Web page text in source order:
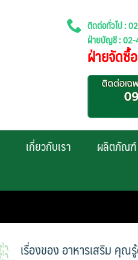
ติดต่อทั่วไป :
ฝ่ายบัญชี : 02-
ฝ่ายจัดซื้
เกี่ยวกับเรา ผลิตภัณฑ์
เรื่องของ อาหารเสริม คุณ